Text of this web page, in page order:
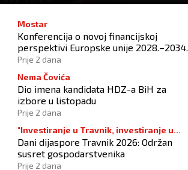
Mostar
Konferencija o novoj financijskoj
perspektivi Europske unije 2028.–2034.
Prije 2 dana
Nema Čovića
Dio imena kandidata HDZ-a BiH za
izbore u listopadu
Prije 2 dana
"Investiranje u Travnik, investiranje u
budućnost"
Dani dijaspore Travnik 2026: Održan
susret gospodarstvenika
Prije 2 dana